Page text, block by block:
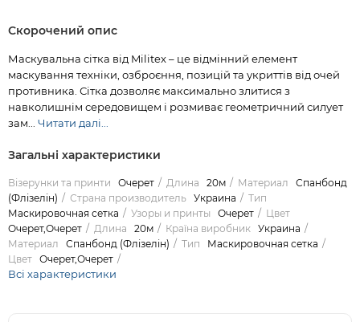
Скорочений опис
Маскувальна сітка від Militex – це відмінний елемент
маскування техніки, озброєння, позицій та укриттів від очей
противника. Сітка дозволяє максимально злитися з
навколишнім середовищем і розмиває геометричний силует
зам... Читати далі...
Загальні характеристики
Візерунки та принти Очерет Длина 20м Материал
Спанбонд
(Флізелін)
Страна производитель Украина
Тип
Маскировочная сетка
Узоры и принты Очерет
Цвет
Очерет,Очерет
Длина 20м Країна виробник Украина
Материал
Спанбонд (Флізелін) Тип
Маскировочная сетка
Цвет Очерет,Очерет
Всі характеристики